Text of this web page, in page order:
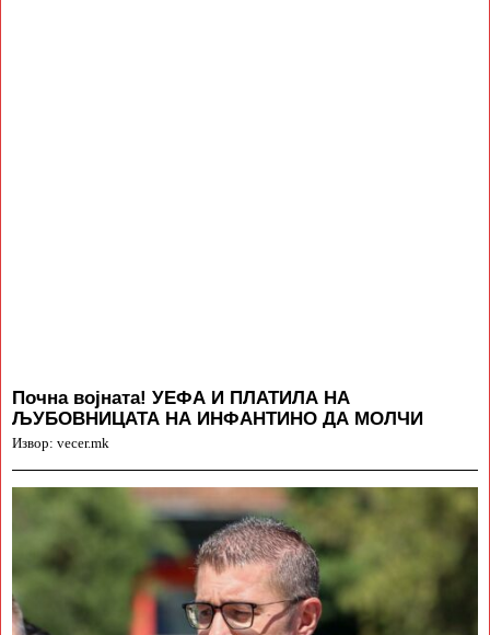
Почна војната! УЕФА И ПЛАТИЛА НА
ЉУБОВНИЦАТА НА ИНФАНТИНО ДА МОЛЧИ
Извор: vecer.mk